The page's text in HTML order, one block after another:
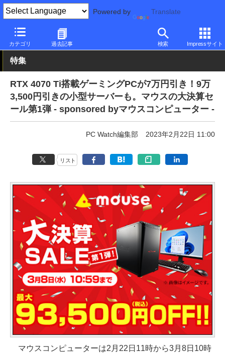
Powered by Translate
カテゴリ 過去記事 検索 Impressサイト
PC Watch パソコン/タブレット/スマートフォン ゲーミングパソ
特集
RTX 4070 Ti搭載ゲーミングPCが7万円引き！9万
3,500円引きの小型サーバーも。マウスの大決算セ
ール第1弾 - sponsored byマウスコンピューター -
PC Watch編集部 2023年2月22日 11:00
リスト
マウスコンピューターは2月22日11時から3月8日10時